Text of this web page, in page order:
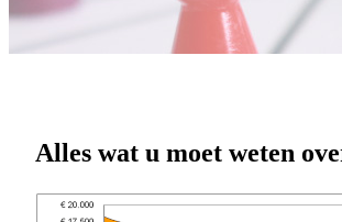
Alles wat u moet weten